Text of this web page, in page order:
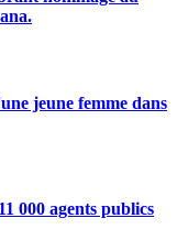
jeune femme dans
000 agents publics